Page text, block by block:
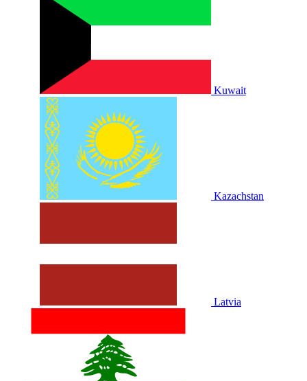
Kuwait
Kazachstan
Latvia